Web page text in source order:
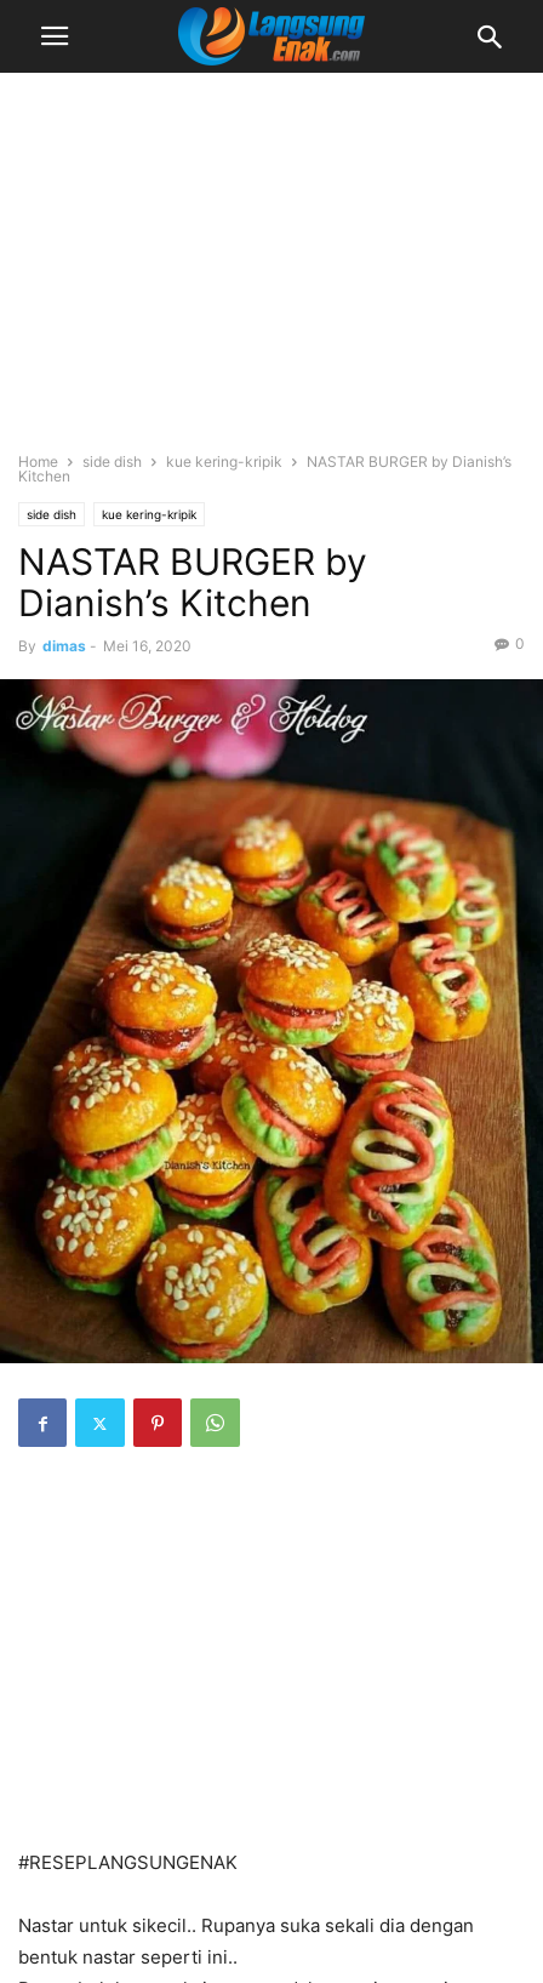
Home side dish kue kering-kripik
NASTAR BURGER by Dianish’s
Kitchen
side dish kue kering-kripik
NASTAR BURGER by
Dianish’s Kitchen
By dimas - Mei 16, 2020 0
#RESEPLANGSUNGENAK
Nastar untuk sikecil.. Rupanya suka sekali dia dengan
bentuk nastar seperti ini..